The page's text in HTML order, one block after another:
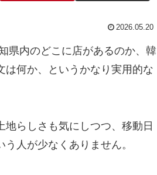
2026.05.20
県内のどこに店があるのか、韓
は何か、というかなり実用的な
らしさも気にしつつ、移動日
人が少なくありません。